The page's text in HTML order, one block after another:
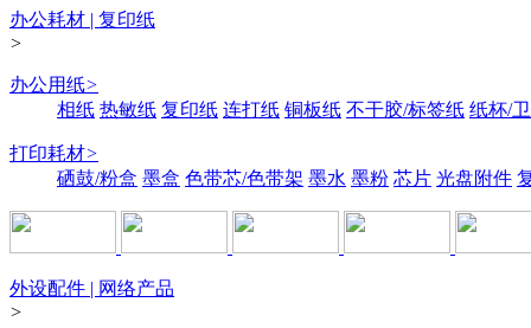
办公耗材 | 复印纸
>
办公用纸>
相纸 热敏纸 复印纸 连打纸 铜板纸 不干胶/标签纸 纸杯/
打印耗材>
硒鼓/粉盒 墨盒 色带芯/色带架 墨水 墨粉 芯片 光盘附件
外设配件 | 网络产品
>